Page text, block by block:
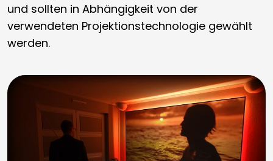
und sollten in Abhängigkeit von der
verwendeten Projektionstechnologie gewählt
werden.